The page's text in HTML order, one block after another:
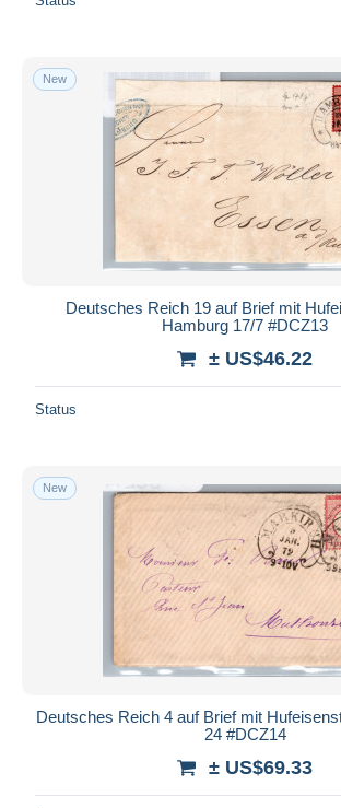
New
Deutsches Reich 19 auf Brief mit
Hamburg 17/7 #DCZ13
± US$46.22
Status
New
Deutsches Reich 4 auf Brief mit
24 #DCZ14
± US$69.33